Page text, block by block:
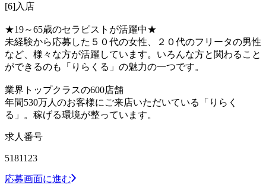
[6]入店
★19～65歳のセラピストが活躍中★
未経験から応募した５０代の女性、２０代のフリータの男性
など、様々な方が活躍しています。いろんな方と関わること
ができるのも「りらくる」の魅力の一つです。
業界トップクラスの600店舗
年間530万人のお客様にご来店いただいている「りらく
る」。稼げる環境が整っています。
求人番号
5181123
応募画面に進む